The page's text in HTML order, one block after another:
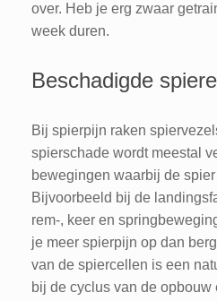
over. Heb je erg zwaar
week duren.
Beschadigde
Bij spierpijn raken
spierschade wordt meestal
bewegingen waarbij de
Bijvoorbeeld bij de
rem-, keer en
je meer spierpijn op dan
van de spiercellen is een
bij de cyclus van de opbouw